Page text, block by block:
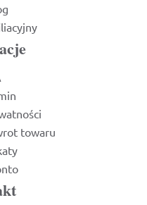
towaru